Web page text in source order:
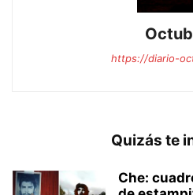
https://diario-
Quizás te
Che: